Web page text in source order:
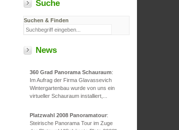
Suche
Suchen & Finden
News
360 Grad Panorama Schauraum:
Im Aufrag der Firma Glavassevich
Wintergartenbau wurde von uns ein
virtueller Schauraum installiert,...
Platzwahl 2008 Panoramatour:
Steirische Panorama Tour im Zuge